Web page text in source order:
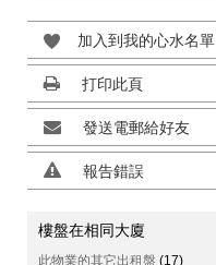
加入到我的心水名單
打印此頁
發送電郵給好友
報告錯誤
樓盤在相同大廈
此物業的其它出租盤 (17)